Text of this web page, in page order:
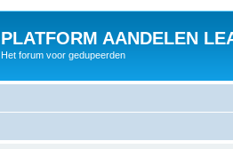
PLATFORM AANDELEN
Het forum voor gedupeerden